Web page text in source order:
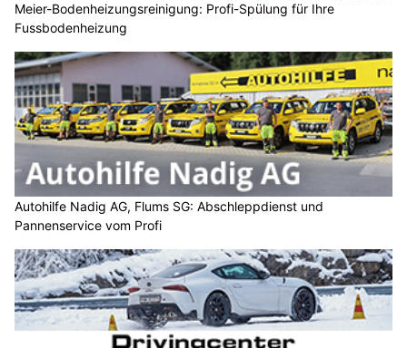
Meier-Bodenheizungsreinigung: Profi-Spülung für Ihre
Fussbodenheizung
Autohilfe Nadig AG, Flums SG: Abschleppdienst und
Pannenservice vom Profi